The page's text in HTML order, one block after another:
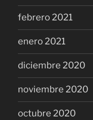
febrero 2021
enero 2021
diciembre 2020
noviembre 2020
octubre 2020